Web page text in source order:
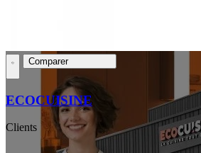
Comparer
ECOCUISINE
Clients